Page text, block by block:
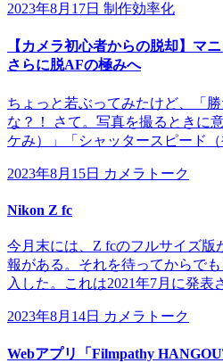
2023年8月17日 制作効率化
【カメラ初心者からの脱却】マ
さらに脱AFの極みへ
ちょっと若ぶってみたけど、「
な？！ さて。写真を撮るときに
ケみ）」「シャッタースピード
2023年8月15日 カメラトーク
Nikon Z fc
今月末には、Z fcのフルサイズ版
報がある。それを待ってからで
入した。これは2021年7月に発表
2023年8月14日 カメラトーク
Webアプリ「Filmpathy